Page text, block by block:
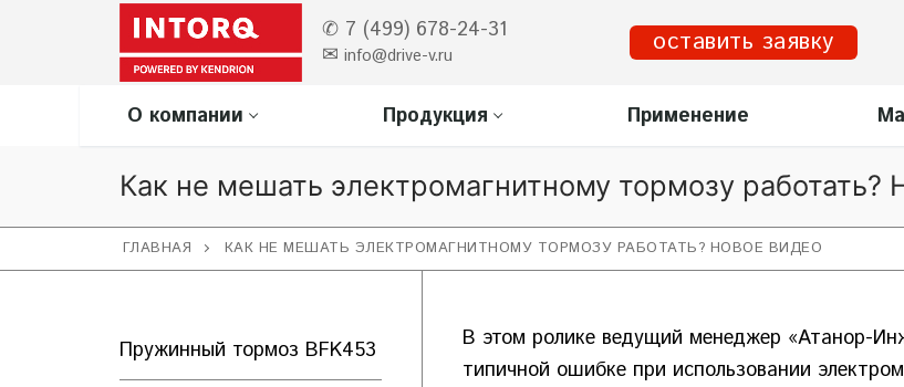
содержимому
✆ 7 (499) 678-24-31
✉ info@drive-v.ru оставить заявку
О компании Продукция Применение
Как не мешать электромагнитному тормозу работать?
ГЛАВНАЯ КАК НЕ МЕШАТЬ ЭЛЕКТРОМАГНИТНОМУ ТОРМОЗУ РАБОТАТЬ? НОВОЕ ВИДЕО
В этом ролике ведущий менеджер «Атанор-
типичной ошибке при использовании
Пружинный тормоз BFK453